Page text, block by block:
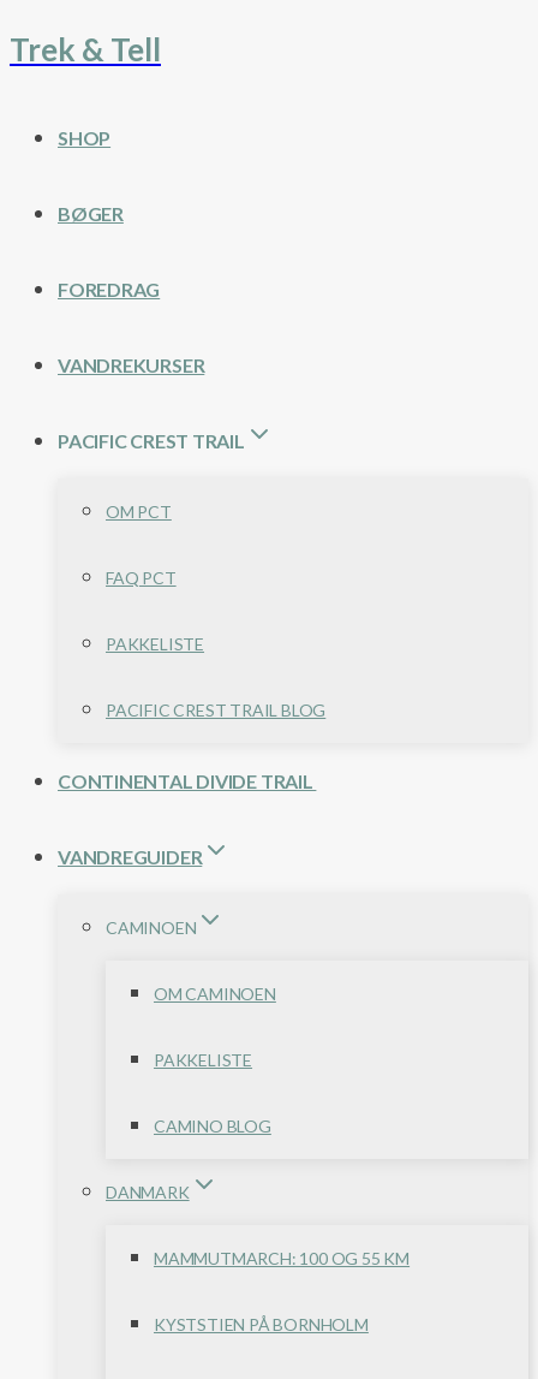
Fortsæt
Trek & Tell
SHOP
BØGER
FOREDRAG
VANDREKURSER
PACIFIC CREST TRAIL
OM PCT
FAQ PCT
PAKKELISTE
PACIFIC CREST TRAIL BLOG
CONTINENTAL DIVIDE TRAIL
VANDREGUIDER
CAMINOEN
OM CAMINOEN
PAKKELISTE
CAMINO BLOG
DANMARK
MAMMUTMARCH: 100 OG 55 KM
KYSTSTIEN PÅ BORNHOLM